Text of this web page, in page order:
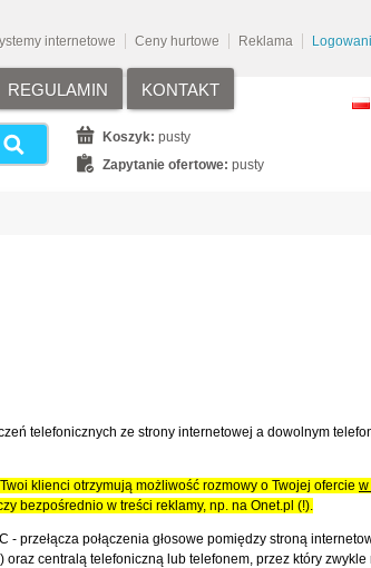
internetowe Ceny hurtowe Reklama
REGULAMIN KONTAKT
Koszyk: pusty
Zapytanie ofertowe: pusty
telefonicznych ze strony internetowej a dowolnym
Twoi klienci otrzymują możliwość rozmowy o Twojej ofercie w
bezpośrednio w treści reklamy, np. na Onet.pl (!).
- przełącza połączenia głosowe pomiędzy stroną
centralą telefoniczną lub telefonem, przez który zwykle